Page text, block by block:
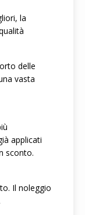
la
delle
vasta
applicati
sconto.
Il noleggio